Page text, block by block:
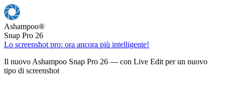
Ashampoo®
Snap Pro 26
Lo screenshot pro: ora ancora più intelligente!
Il nuovo Ashampoo Snap Pro 26 — con Live Edit per un nuovo
tipo di screenshot